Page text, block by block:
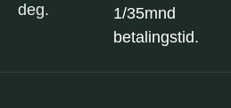
deg.
1/35mnd
betalingstid.